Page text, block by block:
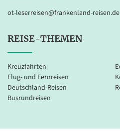
ot-leserreisen@frankenland-reisen.de
REISE-THEMEN
Kreuzfahrten
Flug- und Fernreisen
Deutschland-Reisen
Busrundreisen